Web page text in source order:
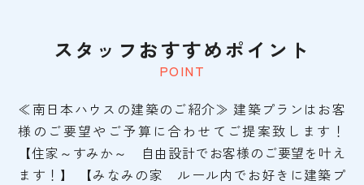
POINT
スタッフおすすめポイント
≪南日本ハウスの建築のご紹介≫ 建築プランはお客
様のご要望やご予算に合わせてご提案致します！
【住家～すみか～ 自由設計でお客様のご要望を叶え
ます！】 【みなみの家 ルール内でお好きに建築プ